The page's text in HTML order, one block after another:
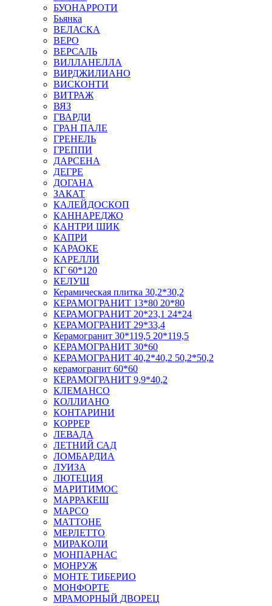
БУОНАРРОТИ
Бьянка
ВЕЛАСКА
ВЕРО
ВЕРСАЛЬ
ВИЛЛАНЕЛЛА
ВИРДЖИЛИАНО
ВИСКОНТИ
ВИТРАЖ
ВЯЗ
ГВАРДИ
ГРАН ПАЛЕ
ГРЕНЕЛЬ
ГРЕППИ
ДАРСЕНА
ДЕГРЕ
ДОГАНА
ЗАКАТ
КАЛЕЙДОСКОП
КАННАРЕДЖО
КАНТРИ ШИК
КАПРИ
КАРАОКЕ
КАРЕЛЛИ
КГ 60*120
КЕЛУШ
Керамическая плитка 30,2*30,2
КЕРАМОГРАНИТ 13*80 20*80
КЕРАМОГРАНИТ 20*23,1 24*24
КЕРАМОГРАНИТ 29*33,4
Керамогранит 30*119,5 20*119,5
КЕРАМОГРАНИТ 30*60
КЕРАМОГРАНИТ 40,2*40,2 50,2*50,2
керамогранит 60*60
КЕРАМОГРАНИТ 9,9*40,2
КЛЕМАНСО
КОЛЛИАНО
КОНТАРИНИ
КОРРЕР
ЛЕВАДА
ЛЕТНИЙ САД
ЛОМБАРДИА
ЛУИЗА
ЛЮТЕЦИЯ
МАРИТИМОС
МАРРАКЕШ
МАРСО
МАТТОНЕ
МЕРЛЕТТО
МИРАКОЛИ
МОНПАРНАС
МОНРУЖ
МОНТЕ ТИБЕРИО
МОНФОРТЕ
МРАМОРНЫЙ ДВОРЕЦ